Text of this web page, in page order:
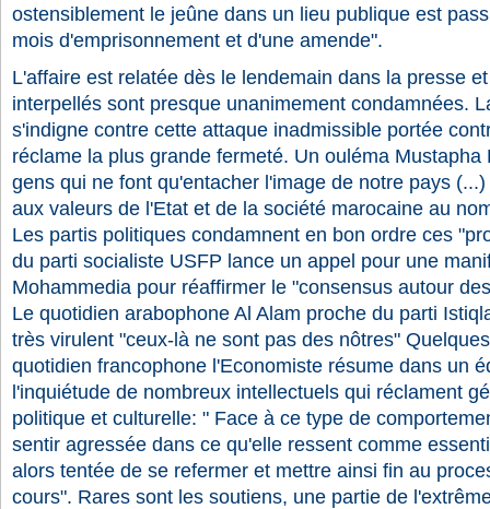
ostensiblement le jeûne dans un lieu publique est
mois d'emprisonnement et d'une amende".
L'affaire est relatée dès le lendemain dans la presse
interpellés sont presque unanimement condamnées.
s'indigne contre cette attaque inadmissible portée
réclame la plus grande fermeté. Un ouléma
gens qui ne font qu'entacher l'image de notre pays
aux valeurs de l'Etat et de la société marocaine au
Les partis politiques condamnent en bon ordre ces
du parti socialiste USFP lance un appel pour une
Mohammedia pour réaffirmer le "consensus autour
Le quotidien arabophone Al Alam proche du parti
très virulent "ceux-là ne sont pas des nôtres"
quotidien francophone l'Economiste résume dans un
l'inquiétude de nombreux intellectuels qui réclament
politique et culturelle: " Face à ce type de
sentir agressée dans ce qu'elle ressent comme
alors tentée de se refermer et mettre ainsi fin au
cours". Rares sont les soutiens, une partie de